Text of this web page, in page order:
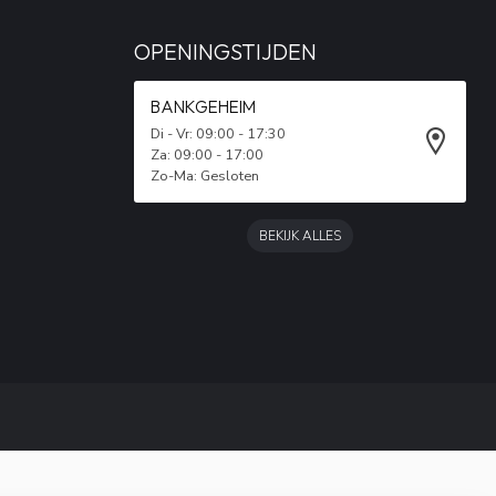
OPENINGSTIJDEN
BANKGEHEIM
Di - Vr: 09:00 - 17:30
Za: 09:00 - 17:00
Zo-Ma: Gesloten
BEKIJK ALLES